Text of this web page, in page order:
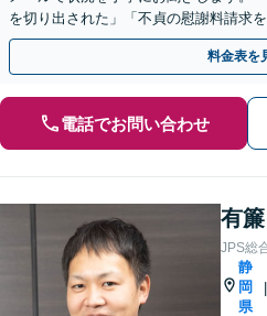
を切り出された」「不貞の慰謝料請求
【リーズナブルな料金設定】
料金表を
電話でお問い合わせ
有
JPS総
静
岡
県
|